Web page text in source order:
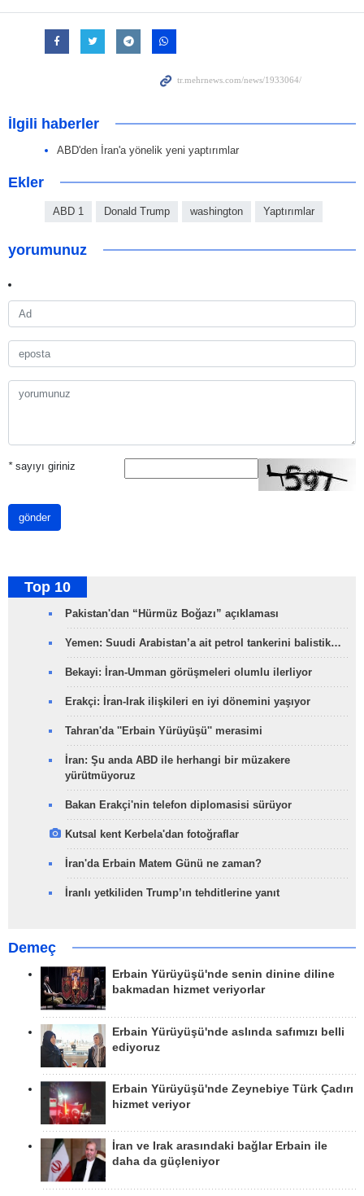
İlgili haberler
ABD'den İran'a yönelik yeni yaptırımlar
Ekler
ABD 1 Donald Trump washington Yaptırımlar
yorumunuz
*sayıyı giriniz
gönder
Top 10
Pakistan'dan “Hürmüz Boğazı” açıklaması
Yemen: Suudi Arabistan’a ait petrol tankerini balistik…
Bekayi: İran-Umman görüşmeleri olumlu ilerliyor
Erakçi: İran-Irak ilişkileri en iyi dönemini yaşıyor
Tahran'da ''Erbain Yürüyüşü'' merasimi
İran: Şu anda ABD ile herhangi bir müzakere
yürütmüyoruz
Bakan Erakçi'nin telefon diplomasisi sürüyor
Kutsal kent Kerbela'dan fotoğraflar
İran'da Erbain Matem Günü ne zaman?
İranlı yetkiliden Trump’ın tehditlerine yanıt
Demeç
Erbain Yürüyüşü'nde senin dinine diline
bakmadan hizmet veriyorlar
Erbain Yürüyüşü'nde aslında safımızı belli
ediyoruz
Erbain Yürüyüşü'nde Zeynebiye Türk Çadırı
hizmet veriyor
İran ve Irak arasındaki bağlar Erbain ile
daha da güçleniyor